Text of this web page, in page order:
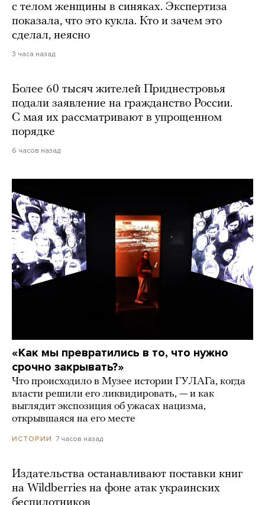
с телом женщины в синяках. Экспертиза
показала, что это кукла. Кто и зачем это
сделал, неясно
3 часа назад
Более 60 тысяч жителей Приднестровья
подали заявление на гражданство России.
С мая их рассматривают в упрощенном
порядке
6 часов назад
«Как мы превратились в то, что нужно
срочно закрывать?»
Что происходило в Музее истории ГУЛАГа, когда
власти решили его ликвидировать, — и как
выглядит экспозиция об ужасах нацизма,
открывшаяся на его месте
ИСТОРИИ 7 часов назад
Издательства останавливают поставки книг
на Wildberries на фоне атак украинских